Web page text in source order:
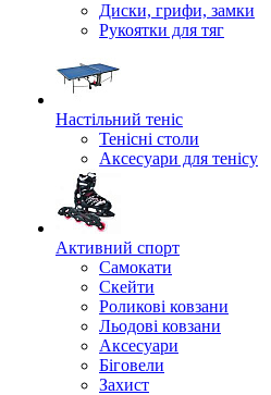
Диски, грифи, замки
Рукоятки для тяг
Настільний теніс
Тенісні столи
Аксесуари для тенісу
Активний спорт
Самокати
Скейти
Роликові ковзани
Льодові ковзани
Аксесуари
Біговели
Захист